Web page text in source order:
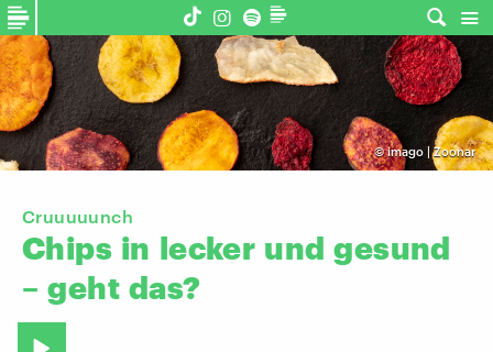
©imago | Zoonar
Cruuuuunch
Chips in lecker und gesund
– geht das?